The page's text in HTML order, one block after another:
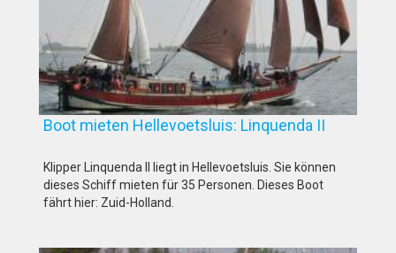
Boot mieten Hellevoetsluis: Linquenda II
Klipper Linquenda II liegt in Hellevoetsluis. Sie können
dieses Schiff mieten für 35 Personen. Dieses Boot
fährt hier: Zuid-Holland.